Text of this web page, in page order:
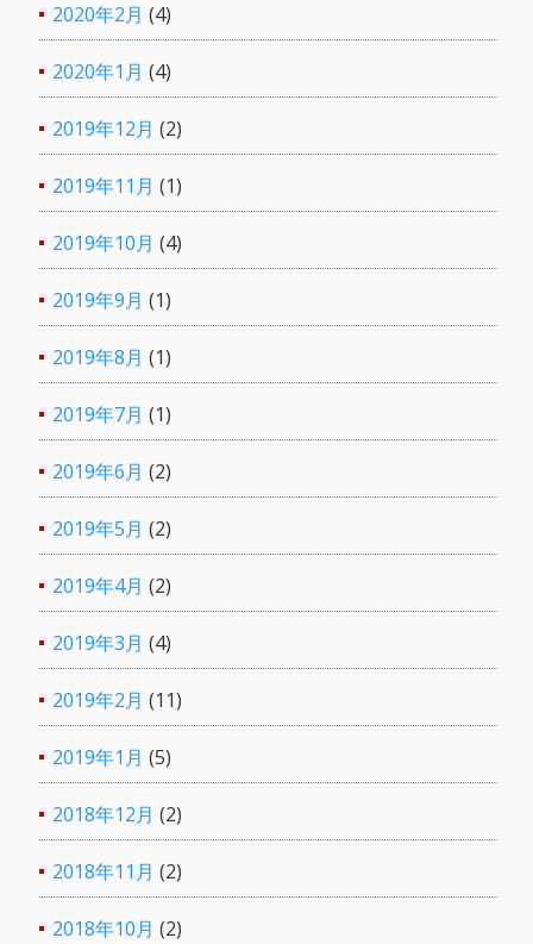
2020年2月 (4)
2020年1月 (4)
2019年12月 (2)
2019年11月 (1)
2019年10月 (4)
2019年9月 (1)
2019年8月 (1)
2019年7月 (1)
2019年6月 (2)
2019年5月 (2)
2019年4月 (2)
2019年3月 (4)
2019年2月 (11)
2019年1月 (5)
2018年12月 (2)
2018年11月 (2)
2018年10月 (2)